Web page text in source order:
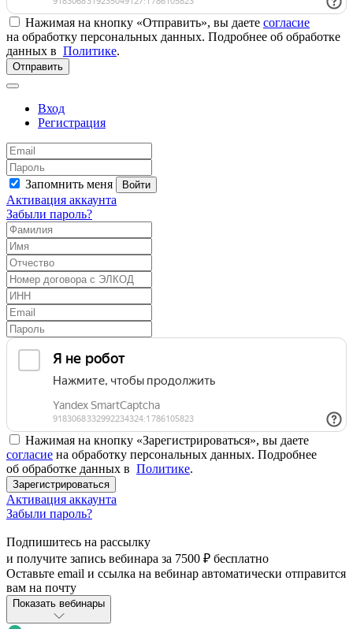
Нажимая на кнопку «Отправить», вы даете согласие
на обработку персональных данных. Подробнее об обработке
данных в Политике.
Отправить
Вход
Регистрация
Запомнить меня Войти
Активация аккаунта
Забыли пароль?
Нажимая на кнопку «Зарегистрироваться», вы даете
согласие на обработку персональных данных. Подробнее
об обработке данных в Политике.
Зарегистрироваться
Активация аккаунта
Забыли пароль?
Подпишитесь на рассылку
и получите запись вебинара за 7500 ₽ бесплатно
Оставьте email и ссылка на вебинар автоматически отправится
вам на почту
Показать вебинары